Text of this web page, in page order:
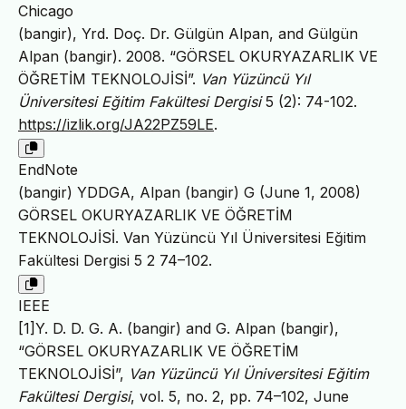
Chicago
(bangir), Yrd. Doç. Dr. Gülgün Alpan, and Gülgün
Alpan (bangir). 2008. “GÖRSEL OKURYAZARLIK VE
ÖĞRETİM TEKNOLOJİSİ”. Van Yüzüncü Yıl
Üniversitesi Eğitim Fakültesi Dergisi5 (2): 74-102.
https://izlik.org/JA22PZ59LE.
EndNote
(bangir) YDDGA, Alpan (bangir) G (June 1, 2008)
GÖRSEL OKURYAZARLIK VE ÖĞRETİM
TEKNOLOJİSİ. Van Yüzüncü Yıl Üniversitesi Eğitim
Fakültesi Dergisi 5 2 74–102.
IEEE
[1]Y. D. D. G. A. (bangir) and G. Alpan (bangir),
“GÖRSEL OKURYAZARLIK VE ÖĞRETİM
TEKNOLOJİSİ”, Van Yüzüncü Yıl Üniversitesi Eğitim
Fakültesi Dergisi, vol. 5, no. 2, pp. 74–102, June